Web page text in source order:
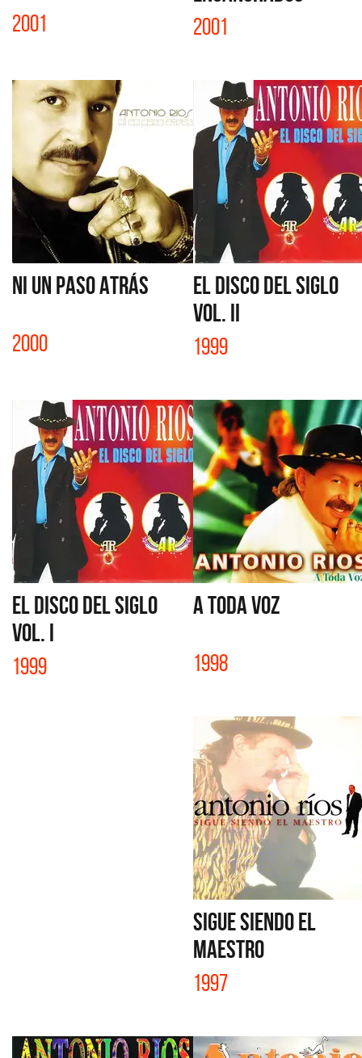
2001 2001
NI UN PASO ATRÁS
2000
EL DISCO DEL SIGLO
VOL. II
1999
EL DISCO DEL SIGLO
VOL. I
1999
A TODA VOZ
1998
SIGUE SIENDO EL
MAESTRO
1997